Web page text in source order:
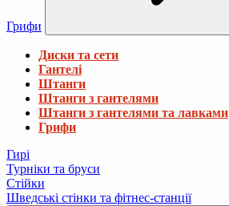
Грифи
Диски та сети
Гантелі
Штанги
Штанги з гантелями
Штанги з гантелями та лавками
Грифи
Гирі
Турніки та бруси
Стійки
Шведські стінки та фітнес-станції